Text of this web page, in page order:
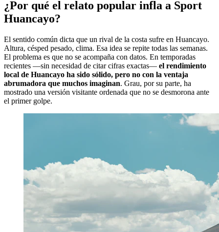
¿Por qué el relato popular infla a Sport
Huancayo?
El sentido común dicta que un rival de la costa sufre en Huancayo.
Altura, césped pesado, clima. Esa idea se repite todas las semanas.
El problema es que no se acompaña con datos. En temporadas
recientes —sin necesidad de citar cifras exactas— el rendimiento
local de Huancayo ha sido sólido, pero no con la ventaja
abrumadora que muchos imaginan. Grau, por su parte, ha
mostrado una versión visitante ordenada que no se desmorona ante
el primer golpe.